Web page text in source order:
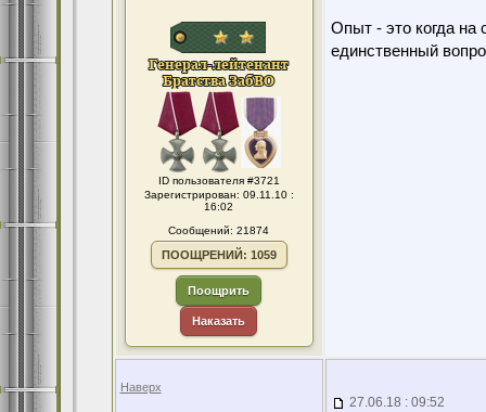
ID пользователя #3721
Зарегистрирован: 09.11.10 :
16:02
Сообщений: 21874
ПООЩРЕНИЙ: 1059
Поощрить
Наказать
Опыт - это когда на
единственный
Наверх
27.06.18 : 09:52